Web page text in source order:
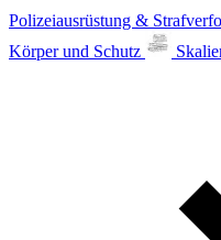
Polizeiausrüstung &
Körper und Schutz